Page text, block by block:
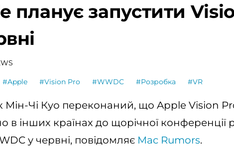
планує запустити
#Apple #Vision Pro #WWDC #Розробка #VR
Мін-Чі Куо переконаний, що Apple Vision
в інших країнах до щорічної конференції
у червні, повідомляє Mac Rumors.